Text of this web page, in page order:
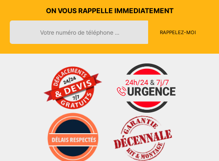
ON VOUS RAPPELLE IMMEDIATEMENT